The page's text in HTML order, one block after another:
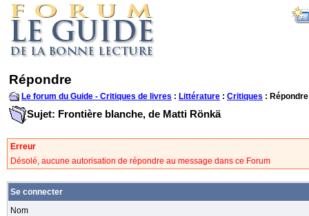
Répondre
Le forum du Guide - Critiques de livres : Littérature : Critiques : Répondre
Sujet: Frontière blanche, de Matti Rönkä
Erreur
Désolé, aucune autorisation de répondre au message dans ce Forum
Se connecter
Nom